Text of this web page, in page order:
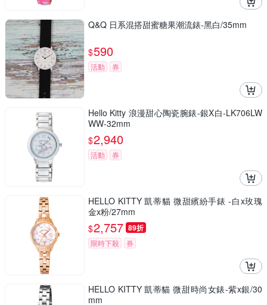
Q&Q 日系混搭甜蜜糖果潮流錶-黑白/35mm
$590
活動 券
Hello Kitty 浪漫甜心陶瓷腕錶-銀X白-LK706LW
WW-32mm
$2,940
活動 券
HELLO KITTY 凱蒂貓 微甜繽紛手錶 -白x玫瑰
金x粉/27mm
$2,757 89折
限時下殺 券
HELLO KITTY 凱蒂貓 微甜時尚女錶-紫x銀/30
mm